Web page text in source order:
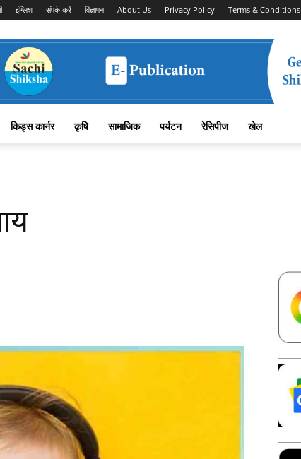
इंग्लिश संपर्क करें विज्ञापन About Us Privacy Policy Terms & Conditions
किड्स कार्नर कृषि सामाजिक पर्यटन रेसिपीज खेल